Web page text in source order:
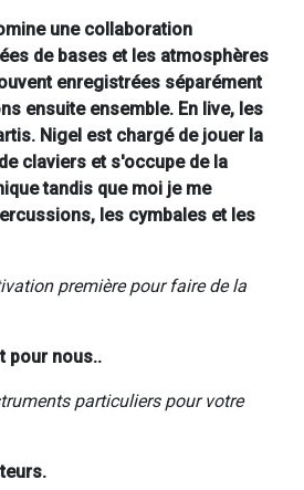
une collaboration
de bases et les atmosphères
enregistrées séparément
ensuite ensemble. En live, les
Nigel est chargé de jouer la
claviers et s'occupe de la
tandis que moi je me
les cymbales et les
première pour faire de la
pour nous..
particuliers pour votre